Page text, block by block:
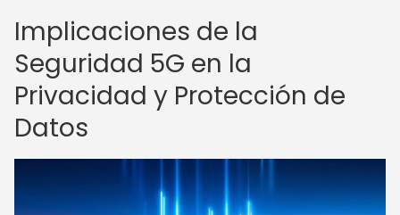
Implicaciones de la
Seguridad 5G en la
Privacidad y Protección de
Datos